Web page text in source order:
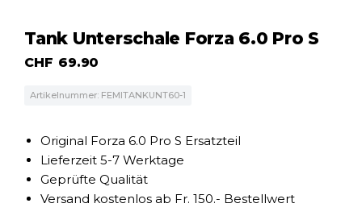
Tank Unterschale Forza 6.0 Pro S
CHF 69.90
Artikelnummer: FEMlTANKUNT60-1
Original Forza 6.0 Pro S Ersatzteil
Lieferzeit 5-7 Werktage
Geprüfte Qualität
Versand kostenlos ab Fr. 150.- Bestellwert